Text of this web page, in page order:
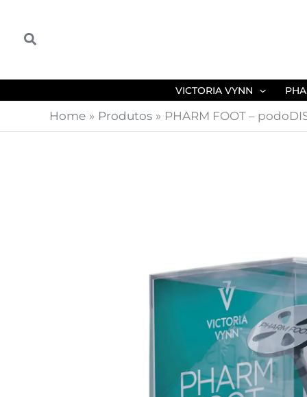
Search
VICTORIA VYNN
Home Produtos PHARM FOOT –